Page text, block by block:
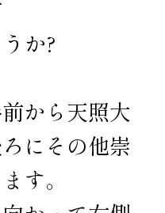
か?
から天照大
にその他崇
す。